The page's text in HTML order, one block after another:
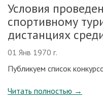
Условия
спортивному
дистанциях
01 Янв 1970 г.
Публикуем список
Читать полностью →